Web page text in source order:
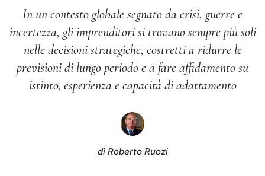
In un contesto globale segnato da crisi, guerre e
incertezza, gli imprenditori si trovano sempre più soli
nelle decisioni strategiche, costretti a ridurre le
previsioni di lungo periodo e a fare affidamento su
istinto, esperienza e capacità di adattamento
di Roberto Ruozi